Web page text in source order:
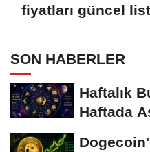
fiyatları güncel
SON HABERLER
Haftalık
Haftada